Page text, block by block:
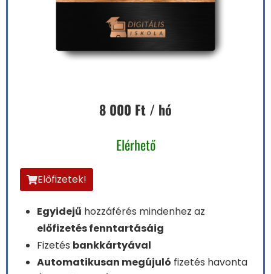
8 000 Ft / hó
Elérhető
Előfizetek!
Egyidejű hozzáférés mindenhez az
előfizetés fenntartásáig
Fizetés bankkártyával
Automatikusan megújuló fizetés havonta